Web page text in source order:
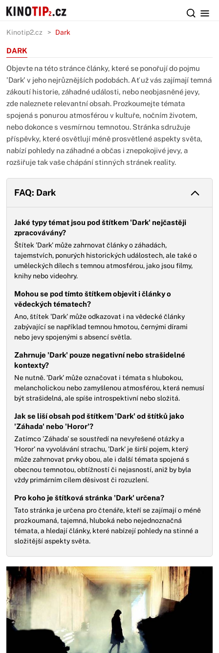
Kinotip2.cz Dark
DARK
Objevte na této stránce články, které se ponořují do pojmu
'Dark' v jeho nejrůznějších podobách. Ať už vás zajímají temná
zákoutí historie, záhadné události, nebo neobjasněné jevy,
zde naleznete relevantní obsah. Prozkoumejte témata
spojená s ponurou atmosférou v kultuře, nočním životem,
nebo dokonce s vesmírnou temnotou. Stránka sdružuje
příspěvky, které osvětlují méně prosvětlené aspekty světa,
nabízí pohledy na záhadné a občas i znepokojivé jevy, a
rozšiřuje tak vaše chápání stinných stránek reality.
FAQ: Dark
Jaké typy témat jsou pod štítkem 'Dark' nejčastěji
zpracovávány?
Štítek 'Dark' může zahrnovat články o záhadách,
tajemstvích, ponurých historických událostech, ale také o
uměleckých dílech s temnou atmosférou, jako jsou filmy,
knihy nebo videohry.
Mohou se pod tímto štítkem objevit i články o
vědeckých tématech?
Ano, štítek 'Dark' může odkazovat i na vědecké články
zabývající se například temnou hmotou, černými dírami
nebo jevy spojenými s absencí světla.
Zahrnuje 'Dark' pouze negativní nebo strašidelné
kontexty?
Ne nutně. 'Dark' může označovat i témata s hlubokou,
melancholickou nebo zamyšlenou atmosférou, která nemusí
být strašidelná, ale spíše introspektivní nebo složitá.
Jak se liší obsah pod štítkem 'Dark' od štítků jako
'Záhada' nebo 'Horor'?
Zatímco 'Záhada' se soustředí na nevyřešené otázky a
'Horor' na vyvolávání strachu, 'Dark' je širší pojem, který
může zahrnovat prvky obou, ale i další témata spojená s
obecnou temnotou, obtížností či nejasností, aniž by byla
vždy primárním cílem děsivost či rozuzlení.
Pro koho je štítková stránka 'Dark' určena?
Tato stránka je určena pro čtenáře, kteří se zajímají o méně
prozkoumaná, tajemná, hluboká nebo nejednoznačná
témata, a hledají články, které nabízejí pohledy na stinné a
složitější aspekty světa.